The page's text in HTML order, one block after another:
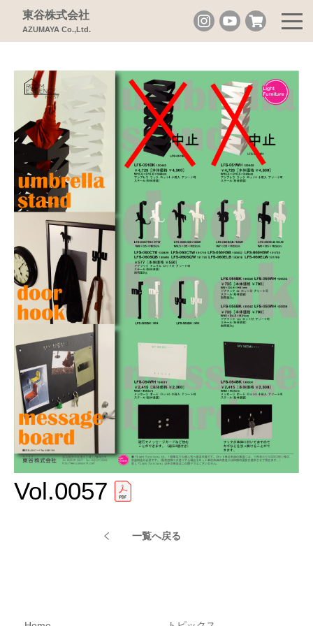
東谷株式会社
AZUMAYA Co.,Ltd.
Vol.0057
一覧へ戻る